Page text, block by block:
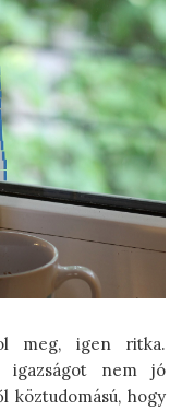
meg, igen ritka.
igazságot nem jó
köztudomású, hogy